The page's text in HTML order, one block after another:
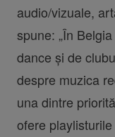
audio/vizuale,
spune: „În
dance și de
despre muzica
una dintre
ofere